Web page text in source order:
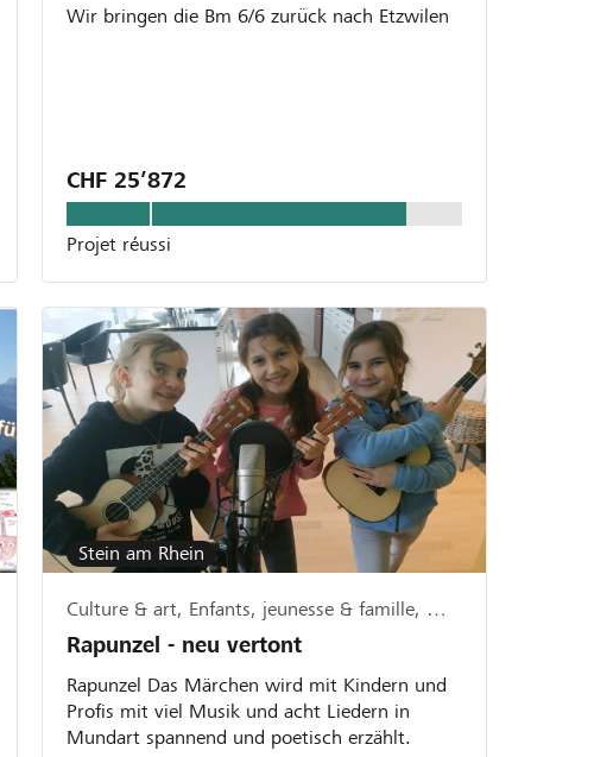
Wir bringen die Bm 6/6 zurück nach Etzwilen
CHF 25’872
Projet réussi
Stein am Rhein
Culture & art, Enfants, jeunesse & famille, Musique & chant
Rapunzel - neu vertont
Rapunzel Das Märchen wird mit Kindern und
Profis mit viel Musik und acht Liedern in
Mundart spannend und poetisch erzählt.